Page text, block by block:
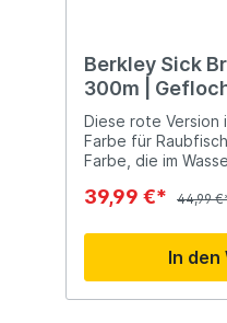
Berkley Sick
300m |
Diese rote
Farbe für
Farbe, die im
ist. Besonders
roten Variante.
deutlich sichtbar,
nicht.
39,99 €* 44,99
In den